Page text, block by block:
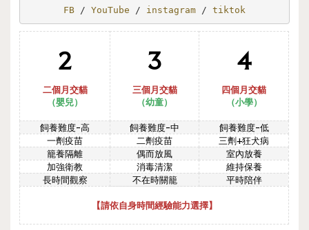
FB / YouTube / instagram / tiktok
2
二個月交貓
（嬰兒）
3
三個月交貓
（幼童）
4
四個月交貓
（小學）
飼養難度-高 飼養難度-中
飼養難度-低
一劑疫苗
二劑疫苗
三劑+狂犬病
籠養隔離
偶而放風
室內放養
加強衛教
消毒清潔
維持保養
長時間觀察
不在時關籠 平時陪伴
【請依自身時間經驗能力選擇】